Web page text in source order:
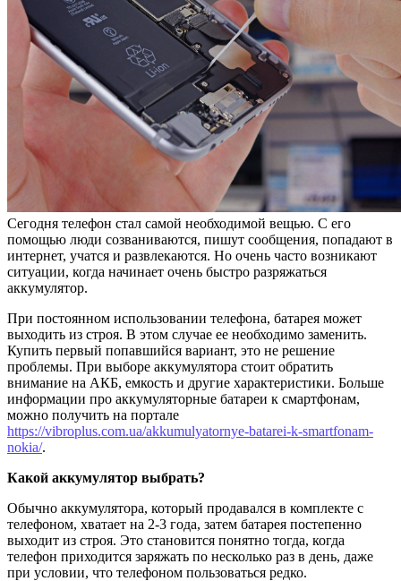
Сегодня телефон стал самой необходимой вещью. С его
помощью люди созваниваются, пишут сообщения, попадают в
интернет, учатся и развлекаются. Но очень часто возникают
ситуации, когда начинает очень быстро разряжаться
аккумулятор.
При постоянном использовании телефона, батарея может
выходить из строя. В этом случае ее необходимо заменить.
Купить первый попавшийся вариант, это не решение
проблемы. При выборе аккумулятора стоит обратить
внимание на АКБ, емкость и другие характеристики. Больше
информации про аккумуляторные батареи к смартфонам,
можно получить на портале
https://vibroplus.com.ua/akkumulyatornye-batarei-k-smartfonam-
nokia/.
Какой аккумулятор выбрать?
Обычно аккумулятора, который продавался в комплекте с
телефоном, хватает на 2-3 года, затем батарея постепенно
выходит из строя. Это становится понятно тогда, когда
телефон приходится заряжать по несколько раз в день, даже
при условии, что телефоном пользоваться редко.